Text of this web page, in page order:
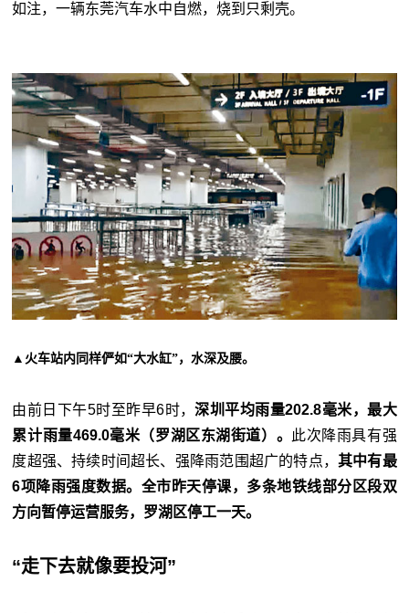
如注，一辆东莞汽车水中自燃，烧到只剩壳。
▲火车站内同样俨如“大水缸”，水深及腰。
由前日下午5时至昨早6时，深圳平均雨量202.8毫米，最大
累计雨量469.0毫米（罗湖区东湖街道）。
此次降雨具有强
度超强、持续时间超长、强降雨范围超广的特点， 其中有最
6项降雨强度数据。全市昨天停课，多条地铁线部分区段双
方向暂停运营服务，罗湖区停工一天。
“走下去就像要投河”